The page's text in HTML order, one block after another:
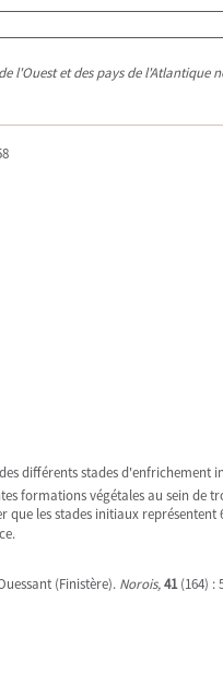
l'Ouest et des pays de l'Atlantique
différents stades d'enfrichement
formations végétales au sein de
les stades initiaux représentent
(Finistère). Norois,41(164) :